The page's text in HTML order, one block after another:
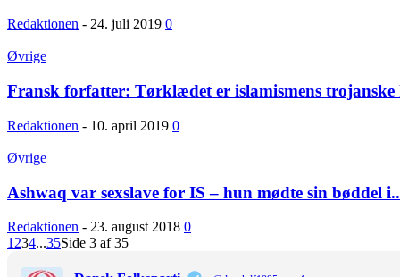
Redaktionen - 24. juli 2019 0
Øvrige
Fransk forfatter: Tørklædet er islamismens trojanske
Redaktionen - 10. april 2019 0
Øvrige
Ashwaq var sexslave for IS – hun mødte sin bøddel
Redaktionen - 23. august 2018 0
1 234...35Side 3 af 35